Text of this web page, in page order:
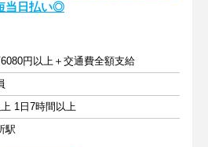
当日払い◎
6080円以上＋交通費全額支給
1日7時間以上
駅